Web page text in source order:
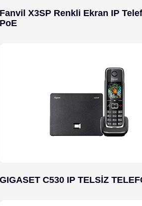
Fanvil X3SP Renkli Ekran IP
PoE
GIGASET C530 IP TELSİZ